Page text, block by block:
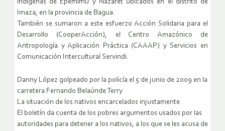
indígenas de Epémimu y Nazaret ubicados en el distrito de
Imaza, en la provincia de Bagua.
También se sumaron a este esfuerzo Acción Solidaria para el
Desarrollo (CooperAcción), el Centro Amazónico de
Antropología y Aplicación Práctica (CAAAP) y Servicios en
Comunicación Intercultural Servindi.
Danny López golpeado por la policía el 5 de junio de 2009 en la
carretera Fernando Belaúnde Terry
La situación de los nativos encarcelados injustamente
El boletín da cuenta de los pobres argumentos usados por las
autoridades para detener a los nativos, a los que se les acusa de